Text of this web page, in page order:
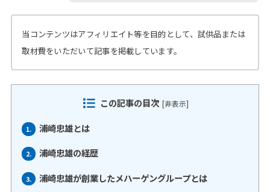
当コンテンツはアフィリエイト等を目的として、試供品または
取材費をいただいて記事を掲載しています。
この記事の目次 [非表示]
1. 浦崎忠雄とは
2. 浦崎忠雄の経歴
3. 浦崎忠雄が創業したメハーゲングループとは